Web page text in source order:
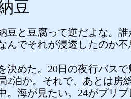
豆
豆と豆腐って逆だよな。
んでそれが浸透したのか
決めた。20日の夜行バス
2泊か。それで、あとは房
。海が見たい。24がプリ